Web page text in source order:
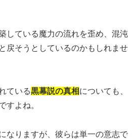
している魔力の流れを歪め、混沌
戻そうとしているのかもしれませ
ている黒幕説の真相についても、
すよね。
なりますが、彼らは単一の意志で